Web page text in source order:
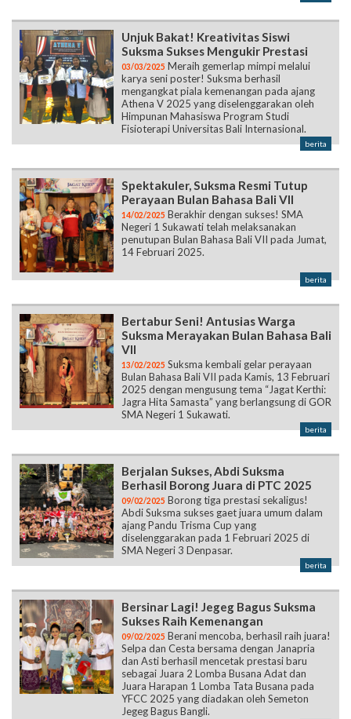
Unjuk Bakat! Kreativitas Siswi
Suksma Sukses Mengukir Prestasi
03/03/2025 Meraih gemerlap mimpi melalui
karya seni poster! Suksma berhasil
mengangkat piala kemenangan pada ajang
Athena V 2025 yang diselenggarakan oleh
Himpunan Mahasiswa Program Studi
Fisioterapi Universitas Bali Internasional.
berita
Spektakuler, Suksma Resmi Tutup
Perayaan Bulan Bahasa Bali VII
14/02/2025 Berakhir dengan sukses! SMA
Negeri 1 Sukawati telah melaksanakan
penutupan Bulan Bahasa Bali VII pada Jumat,
14 Februari 2025.
berita
Bertabur Seni! Antusias Warga
Suksma Merayakan Bulan Bahasa Bali
VII
13/02/2025 Suksma kembali gelar perayaan
Bulan Bahasa Bali VII pada Kamis, 13 Februari
2025 dengan mengusung tema “Jagat Kerthi:
Jagra Hita Samasta” yang berlangsung di GOR
SMA Negeri 1 Sukawati.
berita
Berjalan Sukses, Abdi Suksma
Berhasil Borong Juara di PTC 2025
09/02/2025 Borong tiga prestasi sekaligus!
Abdi Suksma sukses gaet juara umum dalam
ajang Pandu Trisma Cup yang
diselenggarakan pada 1 Februari 2025 di
SMA Negeri 3 Denpasar.
berita
Bersinar Lagi! Jegeg Bagus Suksma
Sukses Raih Kemenangan
09/02/2025 Berani mencoba, berhasil raih juara!
Selpa dan Cesta bersama dengan Janapria
dan Asti berhasil mencetak prestasi baru
sebagai Juara 2 Lomba Busana Adat dan
Juara Harapan 1 Lomba Tata Busana pada
YFCC 2025 yang diadakan oleh Semeton
Jegeg Bagus Bangli.